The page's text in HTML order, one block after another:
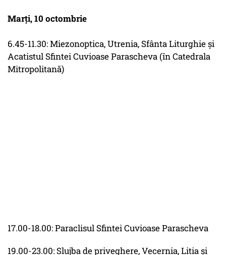
Marţi, 10 octombrie
6.45-11.30: Miezonoptica, Utrenia, Sfânta Liturghie şi
Acatistul Sfintei Cuvioase Parascheva (în Catedrala
Mitropolitană)
17.00-18.00: Paraclisul Sfintei Cuvioase Parascheva
19.00-23.00: Slujba de priveghere, Vecernia, Litia şi